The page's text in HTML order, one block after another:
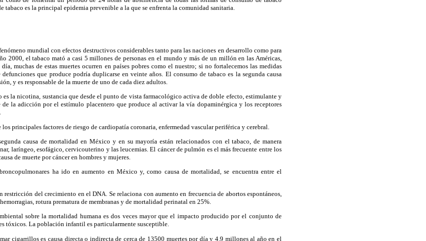
tabaco es la principal epidemia prevenible a la que se enfrenta la comunidad sanitaria.
mundial con efectos destructivos considerables tanto para las naciones en desarrollo como para
2000, el tabaco mató a casi 5 millones de personas en el mundo y más de un millón en las Américas,
muchas de estas muertes ocurren en países pobres como el nuestro; si no fortalecemos las medidas
defunciones que produce podría duplicarse en veinte años. El consumo de tabaco es la segunda causa
y es responsable de la muerte de uno de cada diez adultos.
la nicotina, sustancia que desde el punto de vista farmacológico activa de doble efecto, estimulante y
de la adicción por el estímulo placentero que produce al activar la vía dopaminérgica y los receptores
principales factores de riesgo de cardiopatía coronaria, enfermedad vascular periférica y cerebral.
causa de mortalidad en México y en su mayoría están relacionados con el tabaco, de manera
laríngeo, esofágico, cervicouterino y las leucemias. El cáncer de pulmón es el más frecuente entre los
de muerte por cáncer en hombres y mujeres.
ha ido en aumento en México y, como causa de mortalidad, se encuentra entre el
restricción del crecimiento en el DNA. Se relaciona con aumento en frecuencia de abortos espontáneos,
rotura prematura de membranas y de mortalidad perinatal en 25%.
sobre la mortalidad humana es dos veces mayor que el impacto producido por el conjunto de
tóxicos. La población infantil es particularmente susceptible.
cigarrillos es causa directa o indirecta de cerca de 13500 muertes por día y 4.9 millones al año en el